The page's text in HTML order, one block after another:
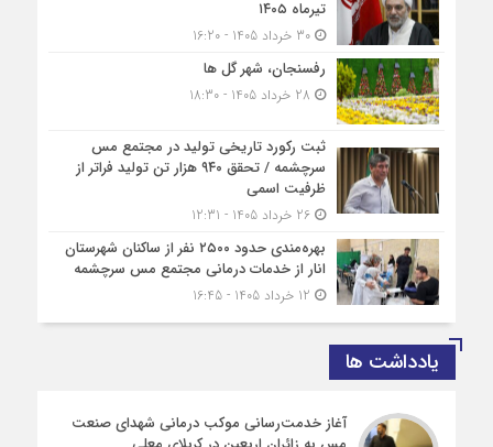
تیرماه ۱۴۰۵
30 خرداد 1405 - 16:20
رفسنجان، شهر گل ها
ثبت رکورد تاریخی تولید در مجتمع مس
سرچشمه / تحقق ۹۴۰ هزار تن تولید فراتر از
ظرفیت اسمی
26 خرداد 1405 - 12:31
بهره‌مندی حدود ۲۵۰۰‌ نفر از ساکنان شهرستان
انار از خدمات درمانی مجتمع مس سرچشمه
یادداشت ها
آغاز خدمت‌رسانی موکب درمانی شهدای صنعت